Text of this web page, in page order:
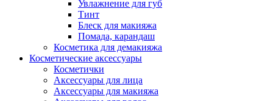
Увлажнение для губ
Тинт
Блеск для макияжа
Помада, карандаш
Косметика для демакияжа
Косметические аксессуары
Косметички
Аксессуары для лица
Аксессуары для макияжа